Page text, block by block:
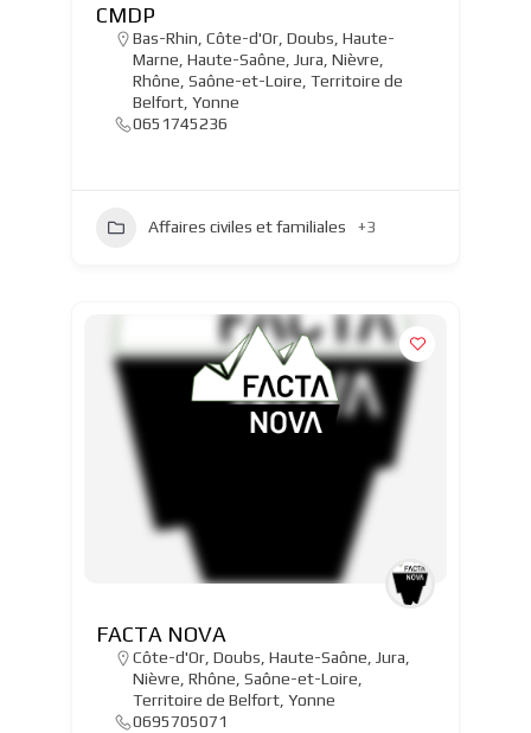
CMDP
Bas-Rhin Côte-d'Or, Doubs Haute-
Marne Haute-Saône Jura Nièvre
Rhône Saône-et-Loire Territoire de
Belfort, Yonne
0651745236
Affaires civiles et familiales +3
FACTA NOVA
Côte-d'Or, Doubs, Haute-Saône, Jura,
Nièvre, Rhône, Saône-et-Loire,
Territoire de Belfort, Yonne
0695705071